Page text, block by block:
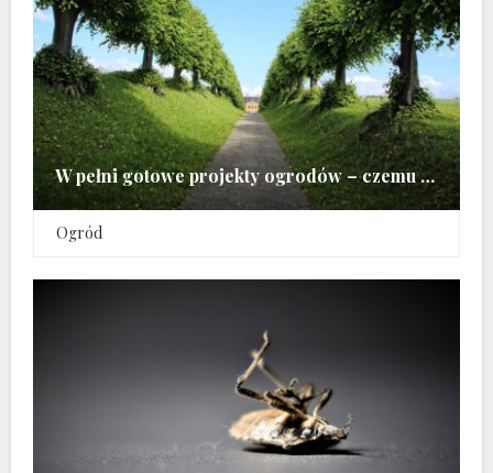
W pełni gotowe projekty ogrodów – czemu obecnie są tak popularne
Ogród